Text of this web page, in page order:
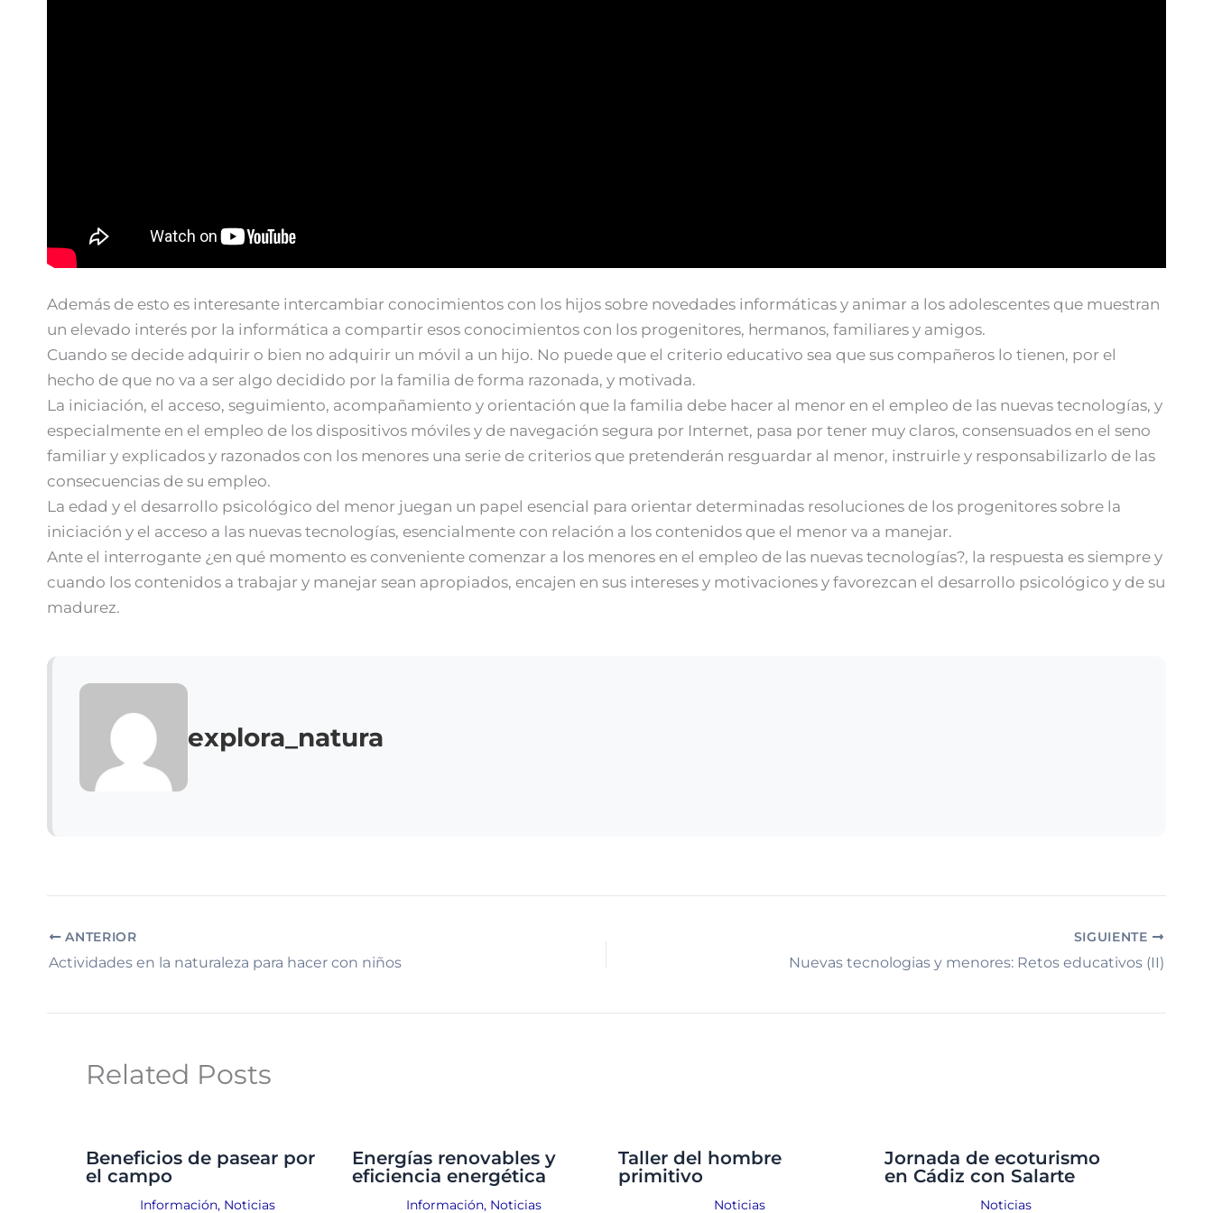
Además de esto es interesante intercambiar conocimientos con los hijos sobre novedades informáticas y animar a los adolescentes que muestran
un elevado interés por la informática a compartir esos conocimientos con los progenitores, hermanos, familiares y amigos.
Cuando se decide adquirir o bien no adquirir un móvil a un hijo. No puede que el criterio educativo sea que sus compañeros lo tienen, por el
hecho de que no va a ser algo decidido por la familia de forma razonada, y motivada.
La iniciación, el acceso, seguimiento, acompañamiento y orientación que la familia debe hacer al menor en el empleo de las nuevas tecnologías, y
especialmente en el empleo de los dispositivos móviles y de navegación segura por Internet, pasa por tener muy claros, consensuados en el seno
familiar y explicados y razonados con los menores una serie de criterios que pretenderán resguardar al menor, instruirle y responsabilizarlo de las
consecuencias de su empleo.
La edad y el desarrollo psicológico del menor juegan un papel esencial para orientar determinadas resoluciones de los progenitores sobre la
iniciación y el acceso a las nuevas tecnologías, esencialmente con relación a los contenidos que el menor va a manejar.
Ante el interrogante ¿en qué momento es conveniente comenzar a los menores en el empleo de las nuevas tecnologías?, la respuesta es siempre y
cuando los contenidos a trabajar y manejar sean apropiados, encajen en sus intereses y motivaciones y favorezcan el desarrollo psicológico y de su
madurez.
explora_natura
ANTERIOR
Actividades en la naturaleza para hacer con niños
SIGUIENTE
Nuevas tecnologias y menores: Retos educativos (II)
Related Posts
Beneficios de pasear por
el campo
Información, Noticias
Energías renovables y
eficiencia energética
Información, Noticias
Taller del hombre
primitivo
Noticias
Jornada de ecoturismo
en Cádiz con Salarte
Noticias